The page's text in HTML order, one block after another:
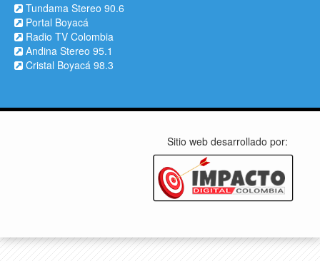
Tundama Stereo 90.6
Portal Boyacá
Radio TV Colombia
Andina Stereo 95.1
Cristal Boyacá 98.3
Sitio web desarrollado por: